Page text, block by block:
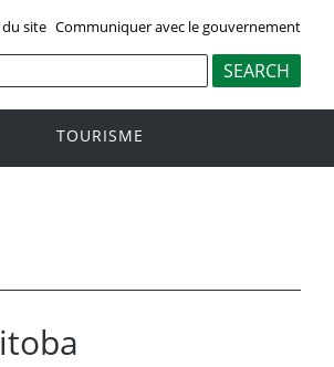
site Communiquer avec le gouvernement
TOURISME